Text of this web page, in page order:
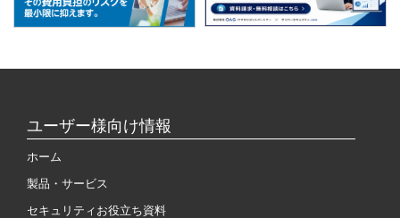
ユーザー様向け情報
ホーム
製品・サービス
セキュリティお役立ち資料